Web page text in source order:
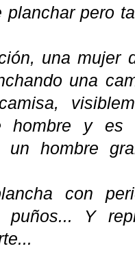
planchar pero
una mujer
una
hombre y es
un hombre
con
puños... Y